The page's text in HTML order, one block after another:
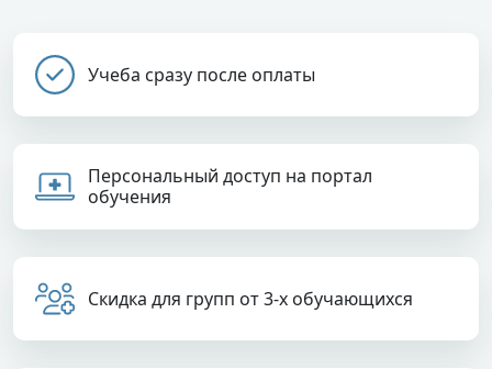
Учеба сразу после оплаты
Персональный доступ на портал
обучения
Скидка для групп от 3-х обучающихся